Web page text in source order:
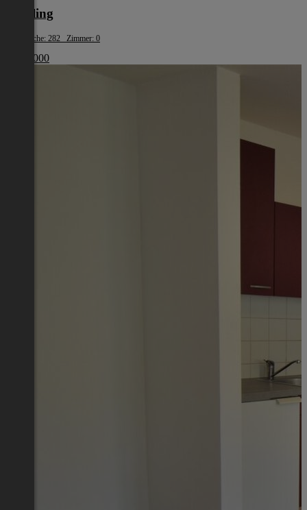
Mödling
Wohnfläche: 282 Zimmer: 0
€ 965 000